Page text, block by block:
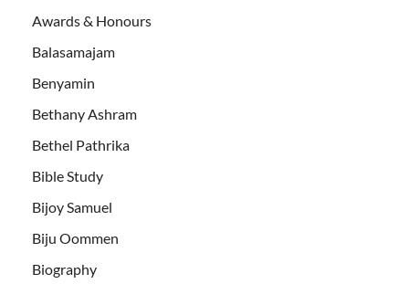
Awards & Honours
Balasamajam
Benyamin
Bethany Ashram
Bethel Pathrika
Bible Study
Bijoy Samuel
Biju Oommen
Biography